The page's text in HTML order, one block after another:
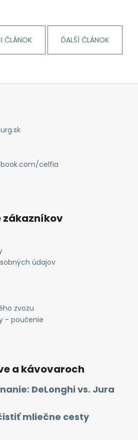
ČLÁNOK ĎALŠÍ ČLÁNOK
celfia
zákazníkov
údajov
zvozu
- poučenie
a kávovaroch
DeLonghi vs. Jura
mliečne cesty